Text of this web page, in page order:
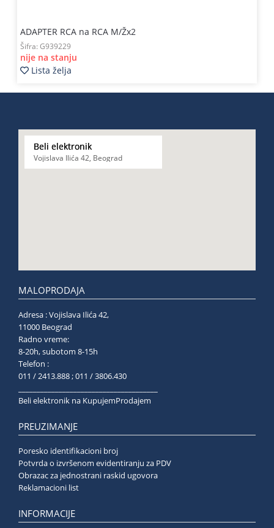
ADAPTER RCA na RCA M/Žx2
Šifra: G939229
nije na stanju
Lista želja
Beli elektronik
Vojislava Ilića 42, Beograd
MALOPRODAJA
Adresa : Vojislava Ilića 42,
11000 Beograd
Radno vreme:
8-20h, subotom 8-15h
Telefon :
011 / 2413.888 ; 011 / 3806.430
Beli elektronik na KupujemProdajem
PREUZIMANJE
Poresko identifikacioni broj
Potvrda o izvršenom evidentiranju za PDV
Obrazac za jednostrani raskid ugovora
Reklamacioni list
INFORMACIJE